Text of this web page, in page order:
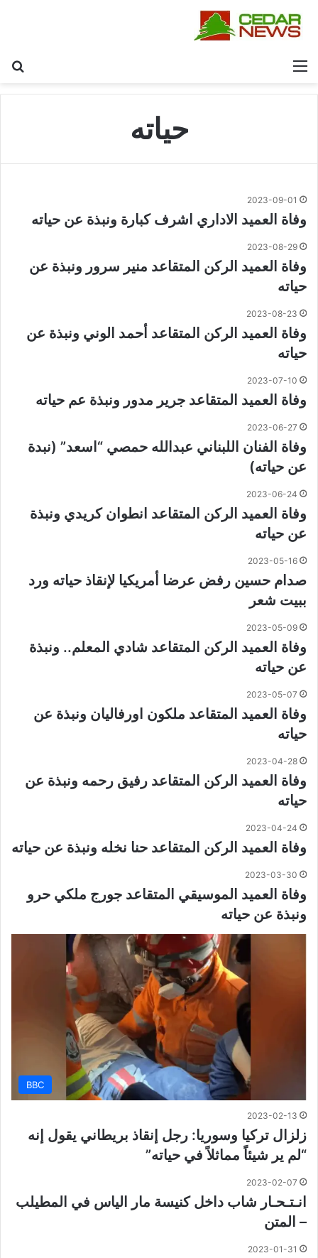
القائمة
حياته
2023-09-01
وفاة العميد الاداري اشرف كبارة ونبذة عن حياته
2023-08-29
وفاة العميد الركن المتقاعد منير سرور ونبذة عن
حياته
2023-08-23
وفاة العميد الركن المتقاعد أحمد الوني ونبذة عن
حياته
2023-07-10
وفاة العميد المتقاعد جرير مدور ونبذة عم حياته
2023-06-27
وفاة الفنان اللبناني عبدالله حمصي “اسعد” (نبدة
عن حياته)
2023-06-24
وفاة العميد الركن المتقاعد انطوان كريدي ونبذة
عن حياته
2023-05-16
صدام حسين رفض عرضا أمريكيا لإنقاذ حياته ورد
ببيت شعر
2023-05-09
وفاة العميد الركن المتقاعد شادي المعلم.. ونبذة
عن حياته
2023-05-07
وفاة العميد المتقاعد ملكون اورفاليان ونبذة عن
حياته
2023-04-28
وفاة العميد الركن المتقاعد رفيق رحمه ونبذة عن
حياته
2023-04-24
وفاة العميد الركن المتقاعد حنا نخله ونبذة عن حياته
2023-03-30
وفاة العميد الموسيقي المتقاعد جورج ملكي حرو
ونبذة عن حياته
BBC
2023-02-13
زلزال تركيا وسوريا: رجل إنقاذ بريطاني يقول إنه
“لم ير شيئاً مماثلاً في حياته”
2023-02-07
انـتـحـار شاب داخل كنيسة مار الياس في المطيلب
– المتن
2023-01-31